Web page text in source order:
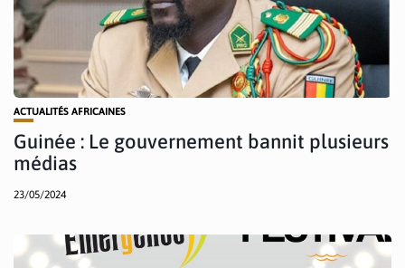
ACTUALITÉS AFRICAINES
Guinée : Le gouvernement bannit plusieurs
médias
23/05/2024